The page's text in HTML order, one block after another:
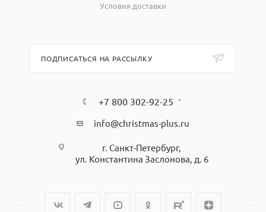
Условия доставки
ПОДПИСАТЬСЯ НА РАССЫЛКУ
+7 800 302-92-25
info@christmas-plus.ru
г. Санкт-Петербург,
ул. Константина Заслонова, д. 6